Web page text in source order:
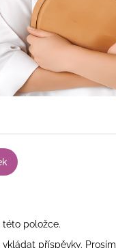
této položce.
příspěvky. Prosím